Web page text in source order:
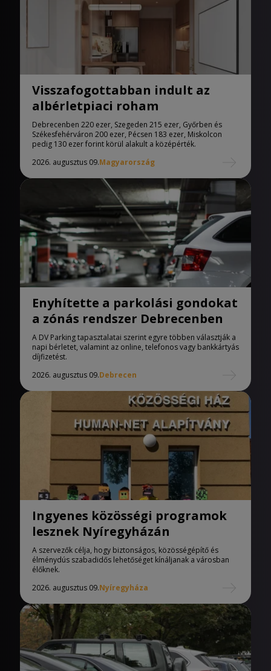
Visszafogottabban indult az
albérletpiaci roham
Debrecenben 220 ezer, Szegeden 215 ezer, Győrben és
Székesfehérváron 200 ezer, Pécsen 183 ezer, Miskolcon
pedig 130 ezer forint körül alakult a középérték.
2026. augusztus 09.Magyarország
Enyhítette a parkolási gondokat
a zónás rendszer Debrecenben
A DV Parking tapasztalatai szerint egyre többen választják a
napi bérletet, valamint az online, telefonos vagy bankkártyás
díjfizetést.
2026. augusztus 09.Debrecen
Ingyenes közösségi programok
lesznek Nyíregyházán
A szervezők célja, hogy biztonságos, közösségépítő és
élménydús szabadidős lehetőséget kínáljanak a városban
élőknek.
2026. augusztus 09.Nyíregyháza